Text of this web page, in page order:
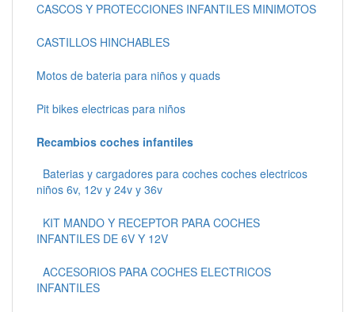
CASCOS Y PROTECCIONES INFANTILES MINIMOTOS
CASTILLOS HINCHABLES
Motos de bateria para niños y quads
Pit bikes electricas para niños
Recambios coches infantiles
Baterias y cargadores para coches coches electricos
niños 6v, 12v y 24v y 36v
KIT MANDO Y RECEPTOR PARA COCHES
INFANTILES DE 6V Y 12V
ACCESORIOS PARA COCHES ELECTRICOS
INFANTILES